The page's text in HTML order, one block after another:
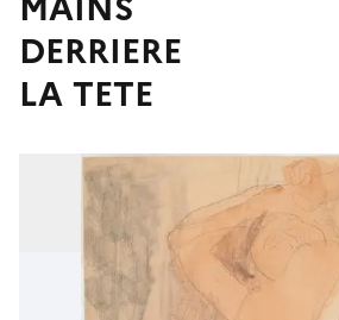
DERRIERE
LA TETE